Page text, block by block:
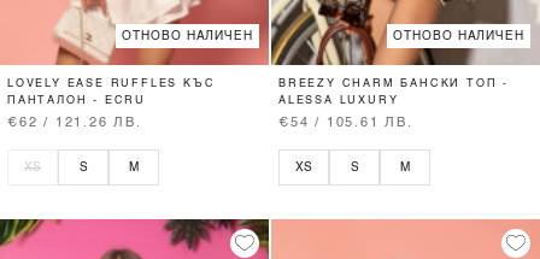
ОТНОВО НАЛИЧЕН
LOVELY EASE RUFFLES КЪС
ПАНТАЛОН - ECRU
€62 / 121.26 ЛВ.
XS S M
ОТНОВО НАЛИЧЕН
BREEZY CHARM БАНСКИ ТОП -
ALESSA LUXURY
€54 / 105.61 ЛВ.
XS S M